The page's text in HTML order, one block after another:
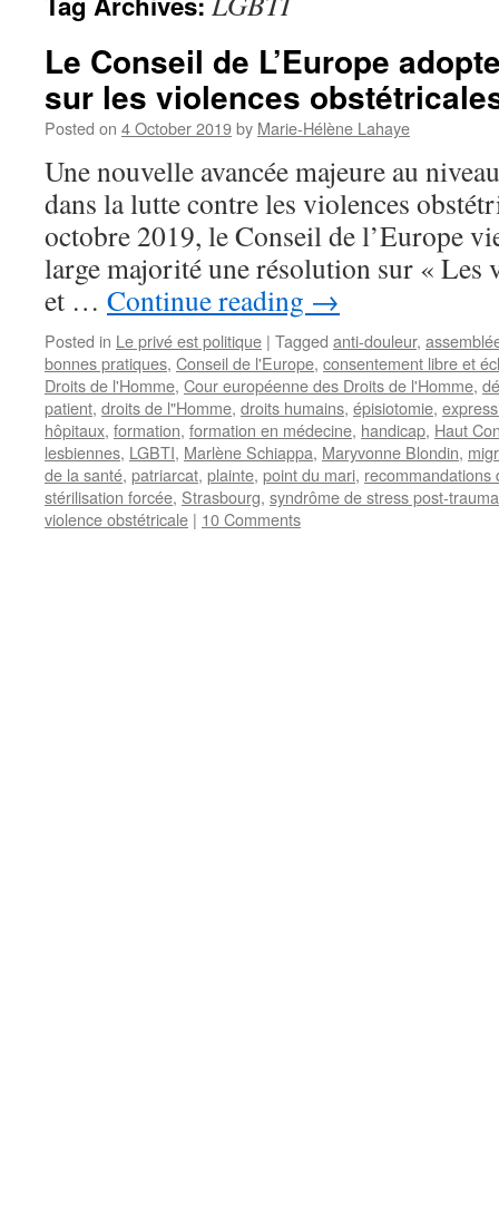
Le Conseil de L’Europe
sur les violences
Posted on 4 October 2019by Marie-Hélène Lahaye
Une nouvelle avancée majeure au
dans la lutte contre les violences
octobre 2019, le Conseil de l’Europe
large majorité une résolution sur « Les
et … Continue reading →
Posted in Le privé est politique | Tagged anti-douleur,
bonnes pratiques, Conseil de l'Europe, consentement libre et
Droits de l'Homme, Cour européenne des Droits de l'Homme,
patient, droits de l"Homme, droits humains, épisiotomie,
hôpitaux, formation, formation en médecine, handicap, Haut
lesbiennes, LGBTI, Marlène Schiappa, Maryvonne Blondin,
de la santé, patriarcat, plainte, point du mari, recommandations
stérilisation forcée, Strasbourg, syndrôme de stress post-
violence obstétricale | 10 Comments